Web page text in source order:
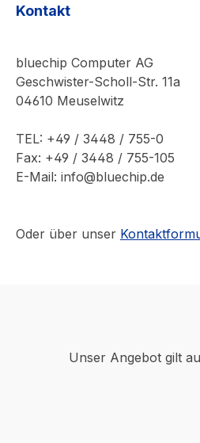
Kontakt
bluechip Computer AG
Geschwister-Scholl-Str. 11a
04610 Meuselwitz
TEL: +49 / 3448 / 755-0
Fax: +49 / 3448 / 755-105
E-Mail: info@bluechip.de
Oder über unser
Unser Angebot gilt